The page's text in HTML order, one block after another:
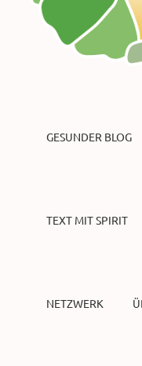
GESUNDER BLOG
TEXT MIT SPIRIT
NETZWERK